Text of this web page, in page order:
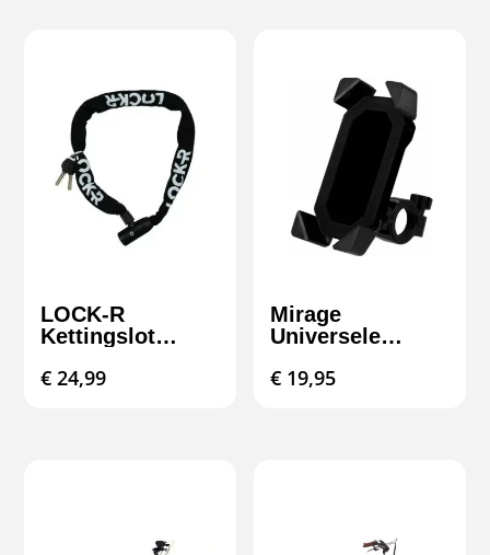
LOCK-R
Kettingslot
Veilig &
€ 24,99
Mirage
Universele
XX Zwart
€ 19,95